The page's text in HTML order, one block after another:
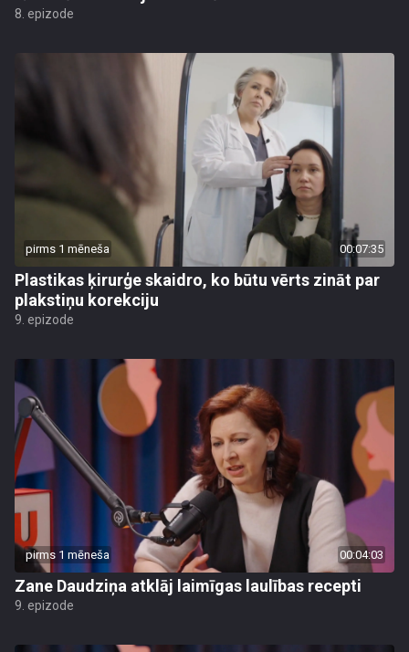
8. epizode
pirms 1 mēneša 00:07:35
Plastikas ķirurģe skaidro, ko būtu vērts zināt par
plakstiņu korekciju
9. epizode
pirms 1 mēneša 00:04:03
Zane Daudziņa atklāj laimīgas laulības recepti
9. epizode